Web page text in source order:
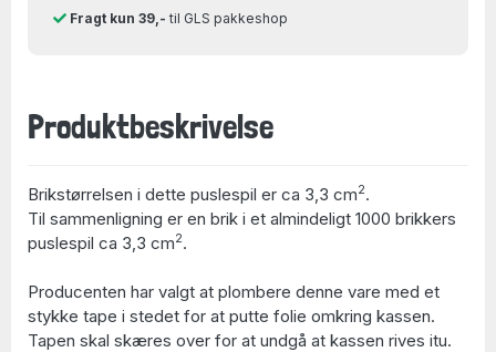
Fragt kun 39,- til GLS pakkeshop
Produktbeskrivelse
Brikstørrelsen i dette puslespil er ca 3,3 cm2.
Til sammenligning er en brik i et almindeligt 1000 brikkers
puslespil ca 3,3 cm2.
Producenten har valgt at plombere denne vare med et
stykke tape i stedet for at putte folie omkring kassen.
Tapen skal skæres over for at undgå at kassen rives itu.